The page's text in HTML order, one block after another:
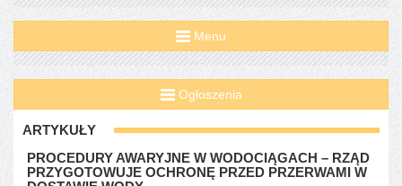
Menu
Ogłoszenia
ARTYKUŁY
PROCEDURY AWARYJNE W WODOCIĄGACH – RZĄD
PRZYGOTOWUJE OCHRONĘ PRZED PRZERWAMI W